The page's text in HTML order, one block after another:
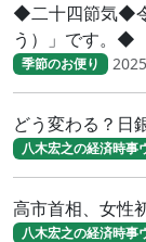
◆二十四節気◆
う）」です。◆
季節のお便り
どう変わる？日
八木宏之の経済時事
高市首相、女性
八木宏之の経済時事